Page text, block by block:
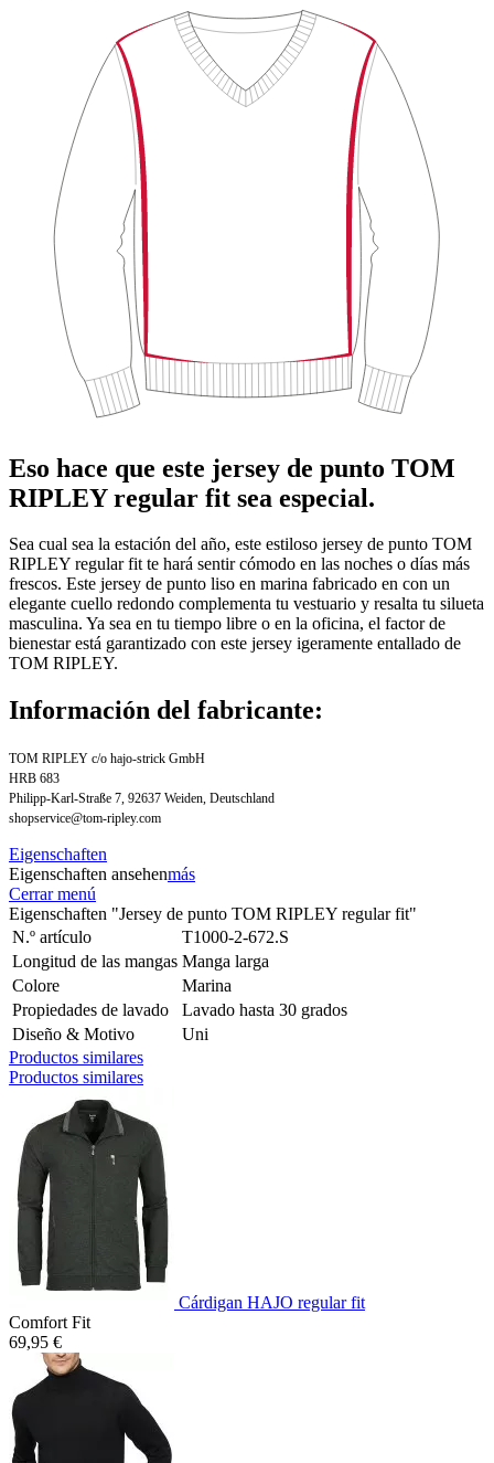
Eso hace que este jersey de punto TOM
RIPLEY regular fit sea especial.
Sea cual sea la estación del año, este estiloso jersey de punto TOM
RIPLEY regular fit te hará sentir cómodo en las noches o días más
frescos. Este jersey de punto liso en marina fabricado en con un
elegante cuello redondo complementa tu vestuario y resalta tu silueta
masculina. Ya sea en tu tiempo libre o en la oficina, el factor de
bienestar está garantizado con este jersey igeramente entallado de
TOM RIPLEY.
Información del fabricante:
TOM RIPLEY c/o hajo-strick GmbH
HRB 683
Philipp-Karl-Straße 7, 92637 Weiden, Deutschland
shopservice@tom-ripley.com
Eigenschaften
Eigenschaften ansehenmás
Cerrar menú
Eigenschaften "Jersey de punto TOM RIPLEY regular fit"
N.º artículo
T1000-2-672.S
Longitud de las mangas Manga larga
Colore
Marina
Propiedades de lavado
Lavado hasta 30 grados
Diseño & Motivo
Uni
Productos similares
Productos similares
Cárdigan HAJO regular fit
Comfort Fit
69,95 €